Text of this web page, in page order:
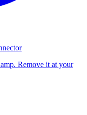
Remove it at your